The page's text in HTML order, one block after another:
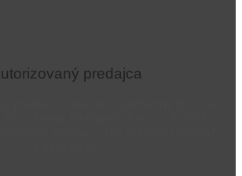
predajca